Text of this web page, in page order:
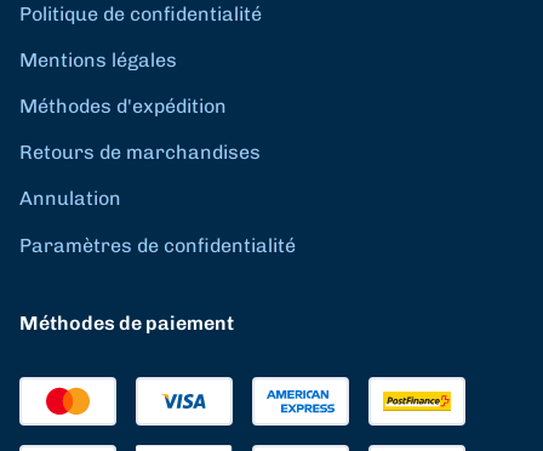
Politique de confidentialité
Mentions légales
Méthodes d'expédition
Retours de marchandises
Annulation
Paramètres de confidentialité
Méthodes de paiement